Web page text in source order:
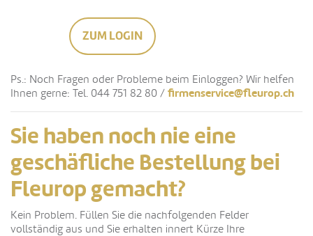
ZUM LOGIN
Ps.: Noch Fragen oder Probleme beim Einloggen? Wir helfen
Ihnen gerne: Tel. 044 751 82 80 / firmenservice@fleurop.ch
Sie haben noch nie eine
geschäfliche Bestellung bei
Fleurop gemacht?
Kein Problem. Füllen Sie die nachfolgenden Felder
vollständig aus und Sie erhalten innert Kürze Ihre